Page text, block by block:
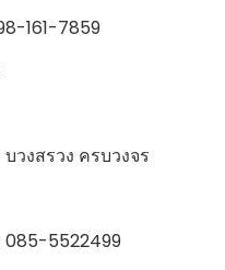
161-7859
งสรวง ครบวงจร
085-5522499